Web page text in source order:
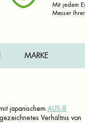
Mit jedem
Messer
MARKE
japanischem AUS-8
Verhältnis von